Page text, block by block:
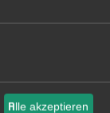
Alle akzeptieren